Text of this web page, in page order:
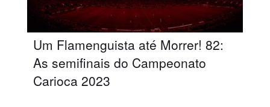
Um Flamenguista até Morrer! 82:
As semifinais do Campeonato
Carioca 2023